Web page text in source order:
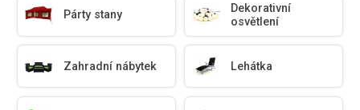
Párty stany
Dekorativní
osvětlení
Zahradní nábytek Lehátka